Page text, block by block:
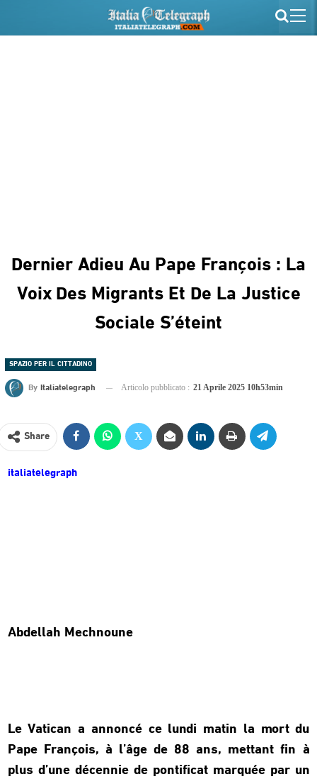
Dernier Adieu Au Pape François : La
Voix Des Migrants Et De La Justice
Sociale S’éteint
SPAZIO PER IL CITTADINO
By Italiatelegraph Articolo pubblicato : 21 Aprile 2025 10h53min
Share
italiatelegraph
Abdellah Mechnoune
Le Vatican a annoncé ce lundi matin la mort du
Pape François, à l’âge de 88 ans, mettant fin à
plus d’une décennie de pontificat marquée par un